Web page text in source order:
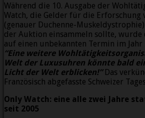
Während die 10. Ausgabe der
Watch, die Gelder für die Erforschung
(genauer Duchenne-
der Auktion einsammeln sollte, wurde
auf einen unbekannten Termin im Jahr
“Eine weitere
Welt der Luxusuhren könnte bald
Licht der Welt erblicken!” Das
Französisch abgefasste Schweizer
Only Watch: eine alle zwei Jahre
seit 2005